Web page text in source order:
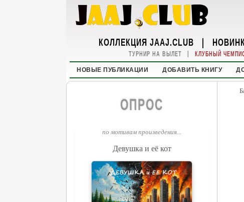
КОЛЛЕКЦИЯ JAAJ.CLUB |
ТУРНИР НА ВЫЛЕТ | КЛУБНЫЙ
НОВЫЕ ПУБЛИКАЦИИ ДОБАВИТЬ КНИГУ
ОПРОС
по мотивам произведения...
Девушка и её кот